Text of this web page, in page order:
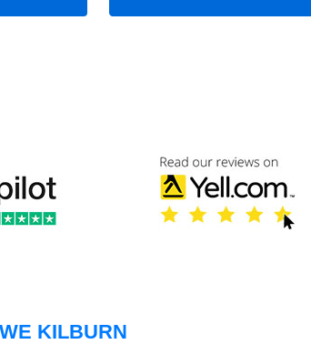
KILBURN